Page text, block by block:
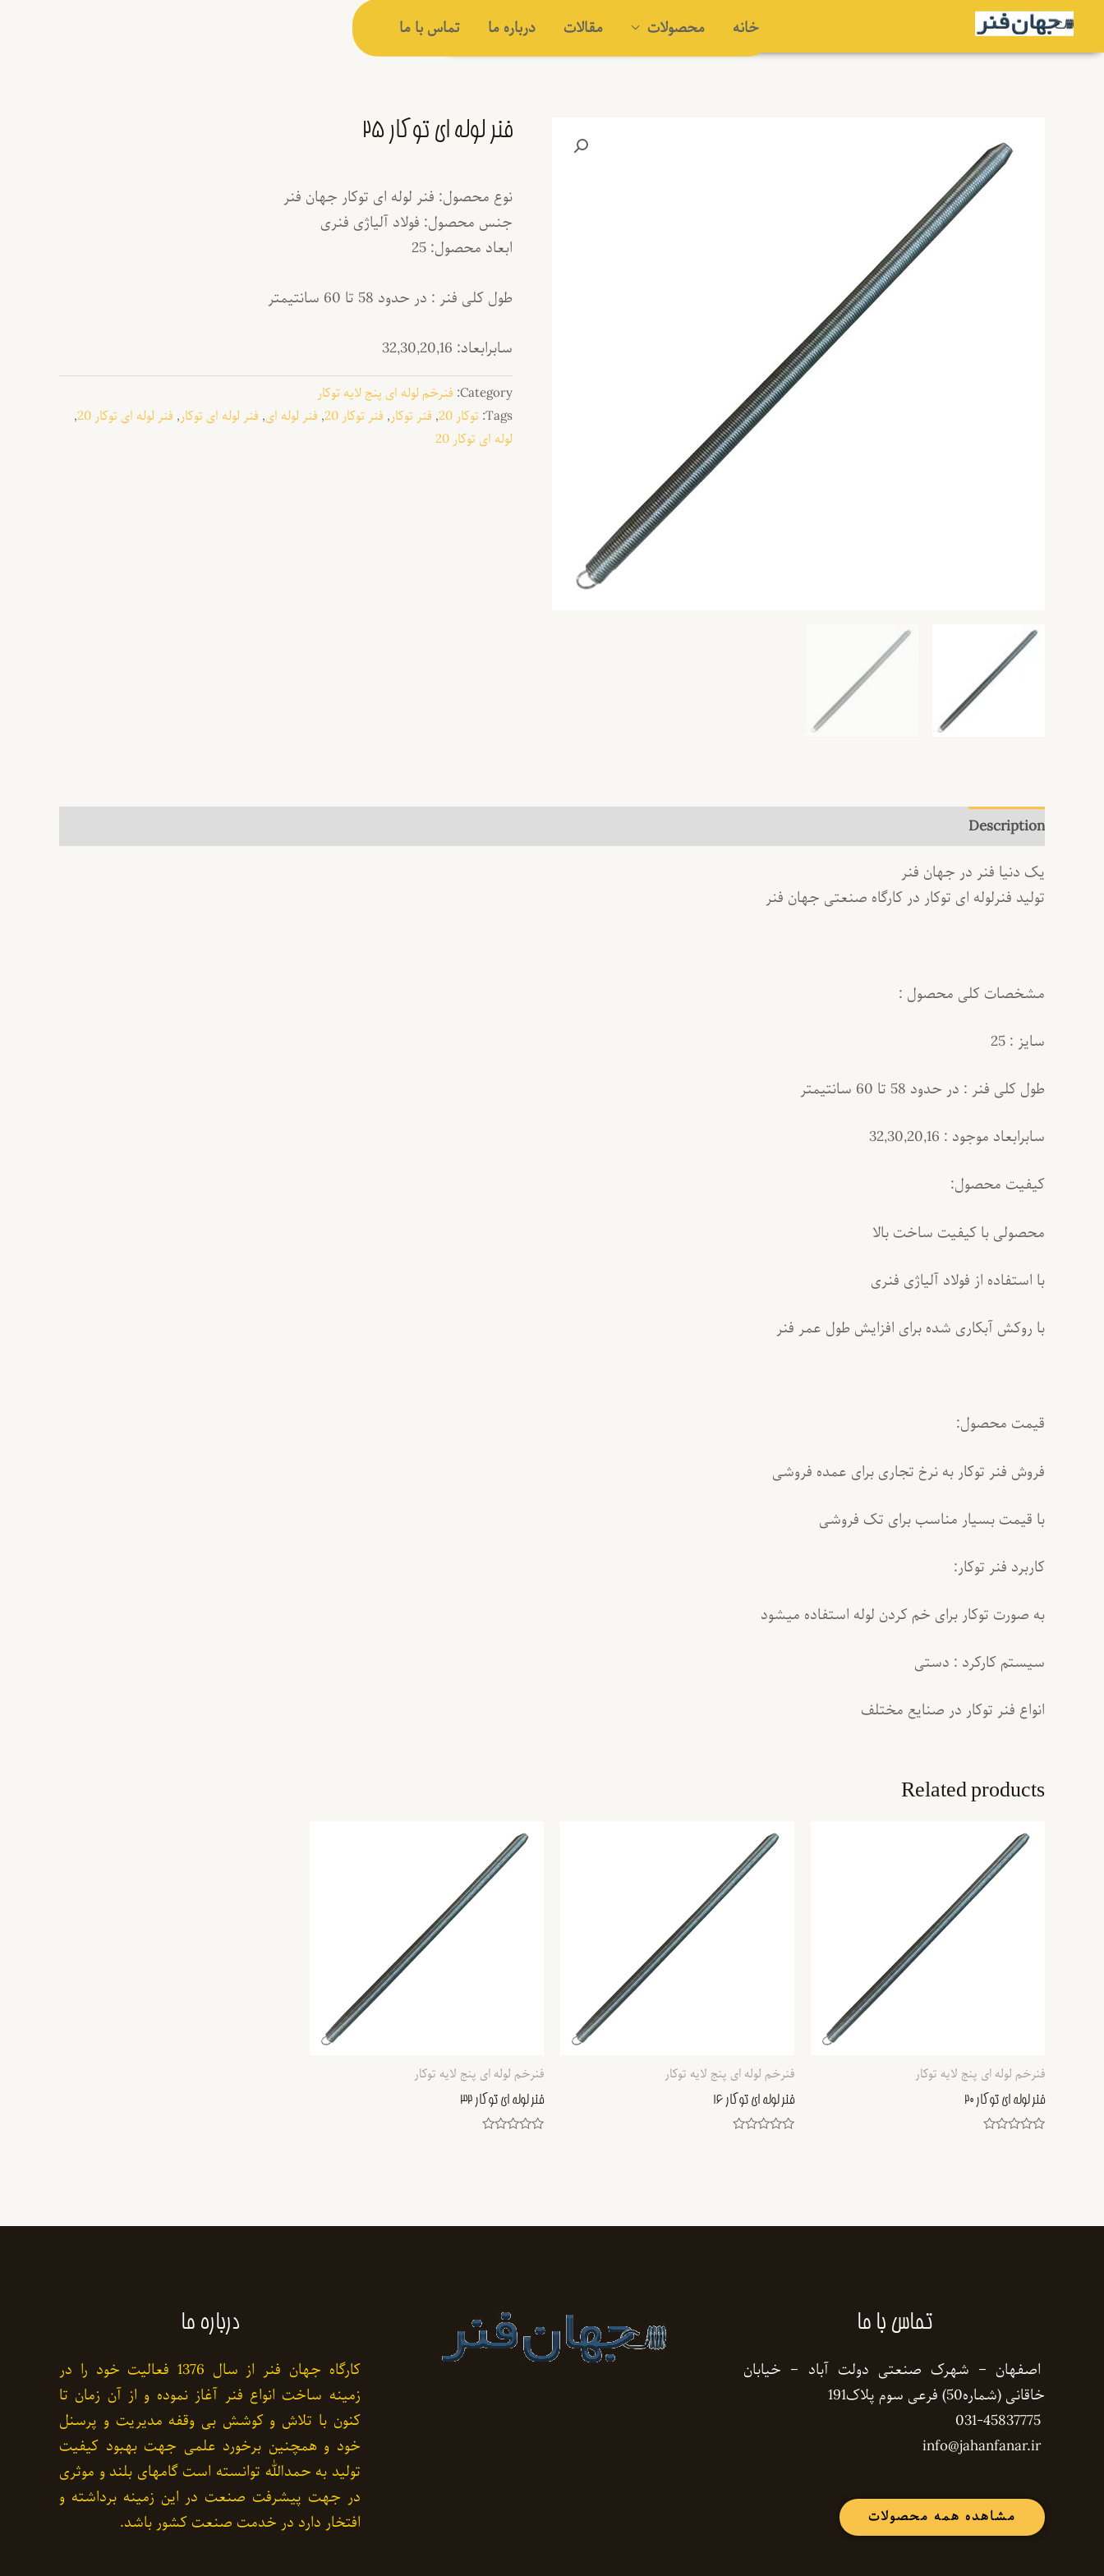
محتوا
خانه محصولات مقالات درباره ما تماس با ما
فنر لوله ای توکار 25
نوع محصول: فنر لوله ای توکار جهان فنر
جنس محصول: فولاد آلیاژی فنری
ابعاد محصول: 25
طول کلی فنر : در حدود 58 تا 60 سانتیمتر
سابرابعاد: 32,30,20,16
Category: فنرخم لوله ای پنج لایه توکار
Tags: توکار 20 , فنر توکار, فنر توکار 20 , فنر لوله ای, فنر لوله ای توکار, فنر لوله ای توکار 20
,
لوله ای توکار 20
Description
یک دنیا فنر در جهان فنر
تولید فنرلوله ای توکار در کارگاه صنعتی جهان فنر
مشخصات کلی محصول :
سایز : 25
طول کلی فنر : در حدود 58 تا 60 سانتیمتر
سابرابعاد موجود : 32,30,20,16
کیفیت محصول:
محصولی با کیفیت ساخت بالا
با استفاده از فولاد آلیاژی فنری
با روکش آبکاری شده برای افزایش طول عمر فنر
قیمت محصول:
فروش فنر توکار به نرخ تجاری برای عمده فروشی
با قیمت بسیار مناسب برای تک فروشی
کاربرد فنر توکار:
به صورت توکار برای خم کردن لوله استفاده میشود
سیستم کارکرد : دستی
انواع فنر توکار در صنایع مختلف
Related products
فنرخم لوله ای پنج لایه توکار
فنر لوله ای توکار 20
فنرخم لوله ای پنج لایه توکار
فنر لوله ای توکار 16
فنرخم لوله ای پنج لایه توکار
فنر لوله ای توکار 32
تماس با ما
اصفهان – شهرک صنعتی دولت آباد – خیابان
خاقانی (شماره50) فرعی سوم پلاک191
031-45837775
info@jahanfanar.ir
مشاهده همه محصولات
درباره ما
کارگاه جهان فنر از سال 1376 فعالیت خود را در
زمینه ساخت انواع فنر آغاز نموده و از آن زمان تا
کنون با تلاش و کوشش بی وقفه مدیریت و پرسنل
خود و همچنین برخورد علمی جهت بهبود کیفیت
تولید به حمدالله توانسته است گامهای بلند و موثری
در جهت پیشرفت صنعت در این زمینه برداشته و
افتخار دارد در خدمت صنعت کشور باشد.